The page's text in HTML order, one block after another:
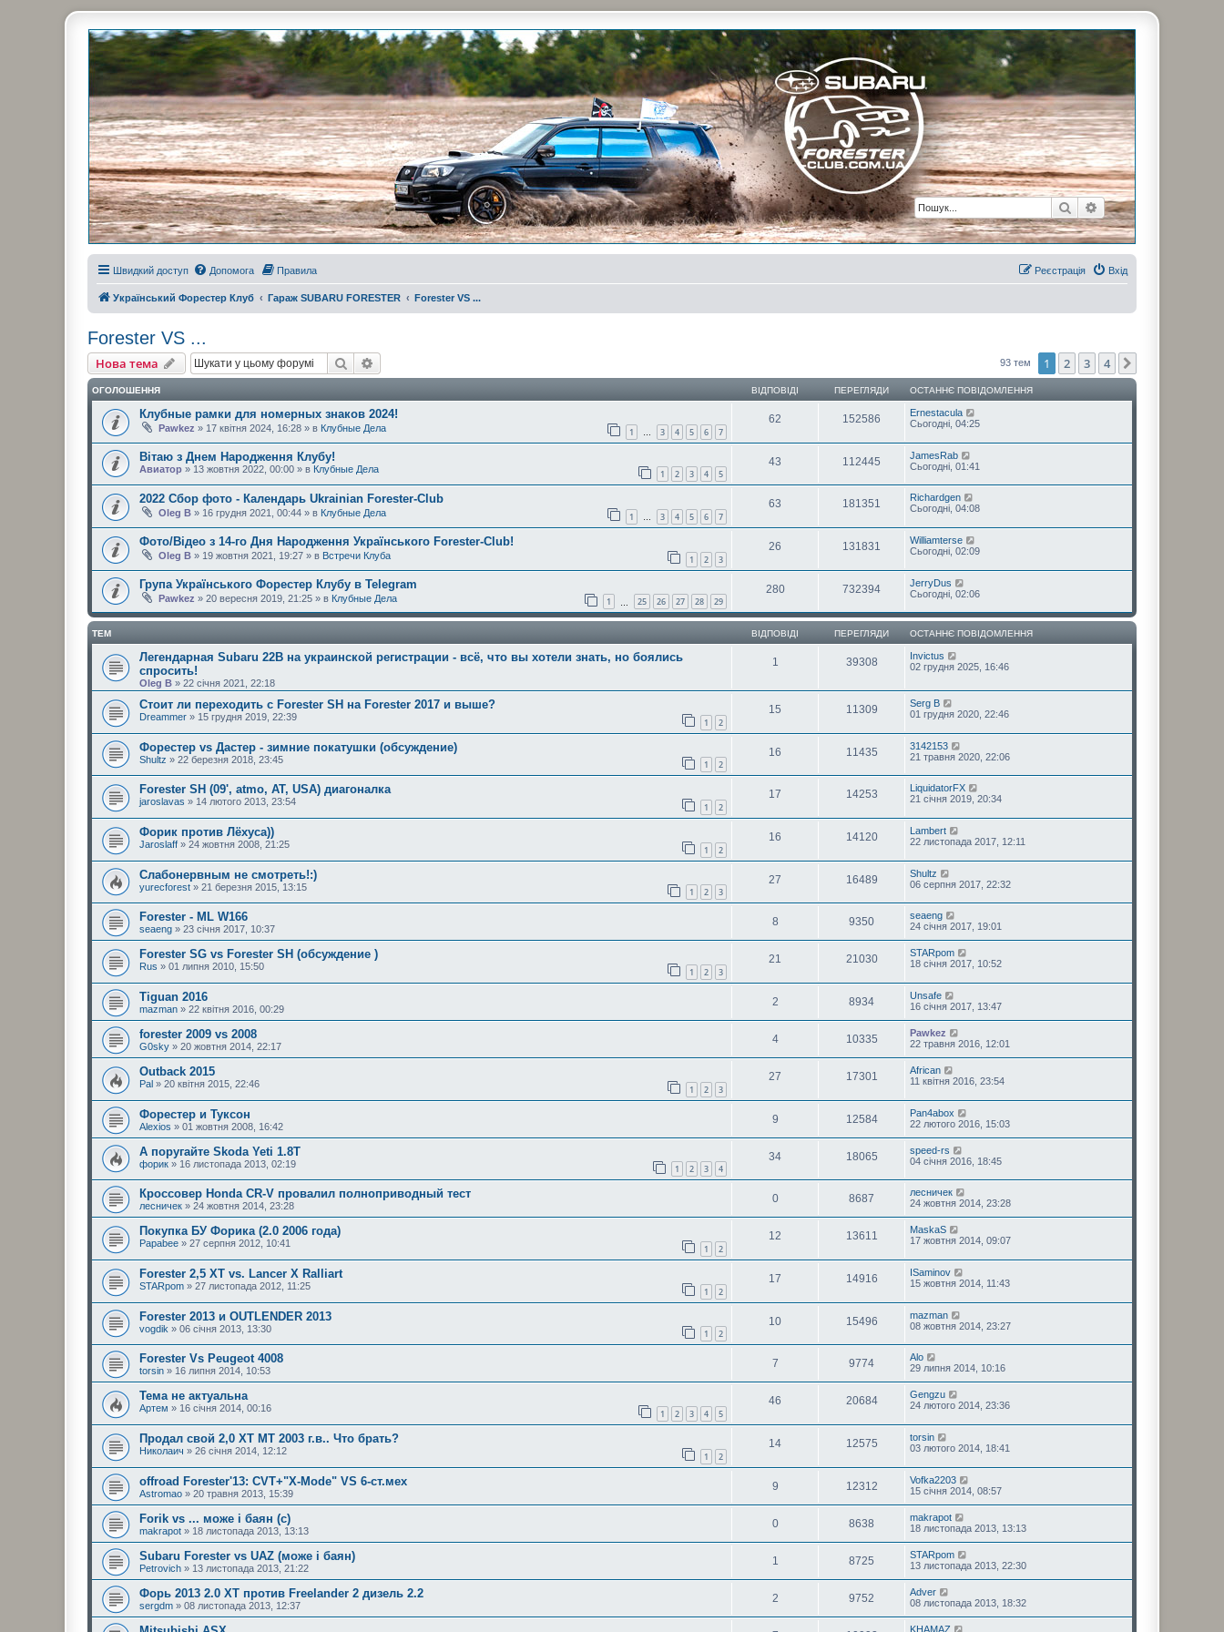
ПошукРозширений пошук
Украинский Форестер Клуб
Всеукраинский клуб владельцев Subaru Forester. Клубные покатушки на природе и еженедельные встречи, скидки от партнеров и просто много общения с друзьями. Присоединяйтесь. Think. Feel. Drive.
Швидкий доступ Допомога Правила Вхід
Реєстрація
Український Форестер Клуб Гараж SUBARU FORESTER Forester VS ...
Forester VS ...
Нова тема Пошук 93 тем 1 2 3 4
ОГОЛОШЕННЯ ВІДПОВІДІ ПЕРЕГЛЯДИ ОСТАННЄ ПОВІДОМЛЕННЯ
Клубные рамки для номерных знаков 2024!
Pawkez » 17 квітня 2024, 16:28 » в Клубные Дела 1 … 3 4 5 6 7
62 152586
Ernestacula
Сьогодні, 04:25
Вітаю з Днем Народження Клубу!
Авиатор » 13 жовтня 2022, 00:00 » в Клубные Дела 1 2 3 4 5
43 112445
JamesRab
Сьогодні, 01:41
2022 Сбор фото - Календарь Ukrainian Forester-Club
Oleg B » 16 грудня 2021, 00:44 » в Клубные Дела 1 … 3 4 5 6 7
63 181351
Richardgen
Сьогодні, 04:08
Фото/Відео з 14-го Дня Народження Українського Forester-Club!
Oleg B » 19 жовтня 2021, 19:27 » в Встречи Клуба 1 2 3
26 131831
Williamterse
Сьогодні, 02:09
Група Українського Форестер Клубу в Telegram
Pawkez » 20 вересня 2019, 21:25 » в Клубные Дела 1 25 26 27 28 29
280 732394
JerryDus
Сьогодні, 02:06
ТЕМ ВІДПОВІДІ ПЕРЕГЛЯДИ ОСТАННЄ ПОВІДОМЛЕННЯ
Легендарная Subaru 22B на украинской регистрации - всё, что вы хотели знать, но боялись
спросить!
Oleg B » 22 січня 2021, 22:18
1 39308
Invictus
02 грудня 2025, 16:46
Стоит ли переходить с Forester SH на Forester 2017 и выше?
Dreammer » 15 грудня 2019, 22:39 1 2
15 11309
Serg B
01 грудня 2020, 22:46
Форестер vs Дастер - зимние покатушки (обсуждение)
Shultz » 22 березня 2018, 23:45 1 2
16 11435
3142153
21 травня 2020, 22:06
Forester SH (09', atmo, AT, USA) диагоналка
jaroslavas » 14 лютого 2013, 23:54 1 2
17 14253
LiquidatorFX
21 січня 2019, 20:34
Форик против Лёхуса))
Jaroslaff » 24 жовтня 2008, 21:25 1 2
16 14120
Lambert
22 листопада 2017, 12:11
Слабонервным не смотреть!:)
yurecforest » 21 березня 2015, 13:15 1 2 3
27 16489
Shultz
06 серпня 2017, 22:32
Forester - ML W166
seaeng » 23 січня 2017, 10:37
8 9350
seaeng
24 січня 2017, 19:01
Forester SG vs Forester SH (обсуждение )
Rus » 01 липня 2010, 15:50 1 2 3
21 21030
STARpom
18 січня 2017, 10:52
Tiguan 2016
mazman » 22 квітня 2016, 00:29
2 8934
Unsafe
16 січня 2017, 13:47
forester 2009 vs 2008
G0sky » 20 жовтня 2014, 22:17
4 10335
Pawkez
22 травня 2016, 12:01
Outback 2015
Pal » 20 квітня 2015, 22:46 1 2 3
27 17301
African
11 квітня 2016, 23:54
Форестер и Туксон
Alexios » 01 жовтня 2008, 16:42
9 12584
Pan4abox
22 лютого 2016, 15:03
А поругайте Skoda Yeti 1.8T
форик » 16 листопада 2013, 02:19 1 2 3 4
34 18065
speed-rs
04 січня 2016, 18:45
Кроссовер Honda CR-V провалил полноприводный тест
лесничек » 24 жовтня 2014, 23:28
0 8687
лесничек
24 жовтня 2014, 23:28
Покупка БУ Форика (2.0 2006 года)
Papabee » 27 серпня 2012, 10:41 1 2
12 13611
MaskaS
17 жовтня 2014, 09:07
Forester 2,5 XT vs. Lancer X Ralliart
STARpom » 27 листопада 2012, 11:25 1 2
17 14916
ISaminov
15 жовтня 2014, 11:43
Forester 2013 и OUTLENDER 2013
vogdik » 06 січня 2013, 13:30 1 2
10 15496
mazman
08 жовтня 2014, 23:27
Forester Vs Peugeot 4008
torsin » 16 липня 2014, 10:53
7 9774
Alo
29 липня 2014, 10:16
Тема не актуальна
Aртем » 16 січня 2014, 00:16 1 2 3 4 5
46 20684
Gengzu
24 лютого 2014, 23:36
Продал свой 2,0 XT MT 2003 г.в.. Что брать?
Николаич » 26 січня 2014, 12:12 1 2
14 12575
torsin
03 лютого 2014, 18:41
offroad Forester'13: CVT+"X-Mode" VS 6-ст.мех
Astromao » 20 травня 2013, 15:39
9 12312
Vofka2203
15 січня 2014, 08:57
Forik vs ... може і баян (с)
makrapot » 18 листопада 2013, 13:13
0 8638
makrapot
18 листопада 2013, 13:13
Subaru Forester vs UAZ (може і баян)
Petrovich » 13 листопада 2013, 21:22
1 8725
STARpom
13 листопада 2013, 22:30
Форь 2013 2.0 ХТ против Freelander 2 дизель 2.2
sergdm » 08 листопада 2013, 12:37
2 9752
Adver
08 листопада 2013, 18:32
KHAMAZ